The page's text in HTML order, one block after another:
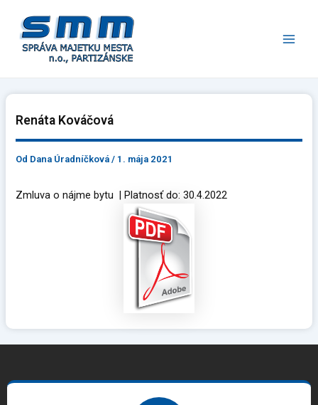
obsah
Renáta Kováčová
Od Dana Úradníčková/ 1. mája 2021
Zmluva o nájme bytu | Platnosť do: 30.4.2022